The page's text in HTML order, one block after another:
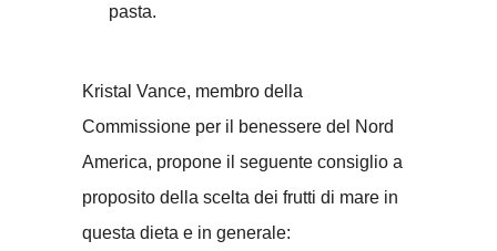
pasta.
Kristal Vance, membro della
Commissione per il benessere del Nord
America, propone il seguente consiglio a
proposito della scelta dei frutti di mare in
questa dieta e in generale: